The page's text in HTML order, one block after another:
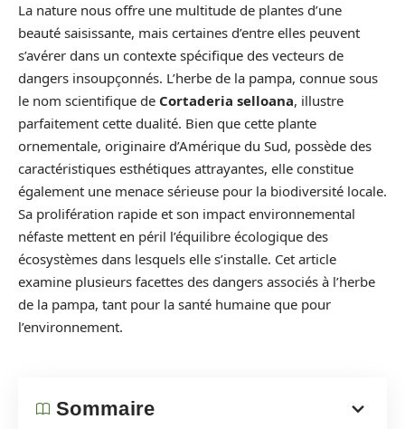
La nature nous offre une multitude de plantes d’une
beauté saisissante, mais certaines d’entre elles peuvent
s’avérer dans un contexte spécifique des vecteurs de
dangers insoupçonnés. L’herbe de la pampa, connue sous
le nom scientifique de Cortaderia selloana, illustre
parfaitement cette dualité. Bien que cette plante
ornementale, originaire d’Amérique du Sud, possède des
caractéristiques esthétiques attrayantes, elle constitue
également une menace sérieuse pour la biodiversité locale.
Sa prolifération rapide et son impact environnemental
néfaste mettent en péril l’équilibre écologique des
écosystèmes dans lesquels elle s’installe. Cet article
examine plusieurs facettes des dangers associés à l’herbe
de la pampa, tant pour la santé humaine que pour
l’environnement.
Sommaire